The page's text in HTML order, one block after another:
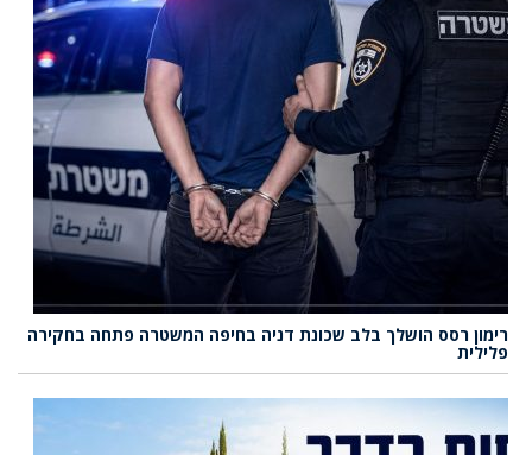
רימון רסס הושלך בלב שכונת דניה בחיפה המשטרה פתחה בחקירה
פלילית